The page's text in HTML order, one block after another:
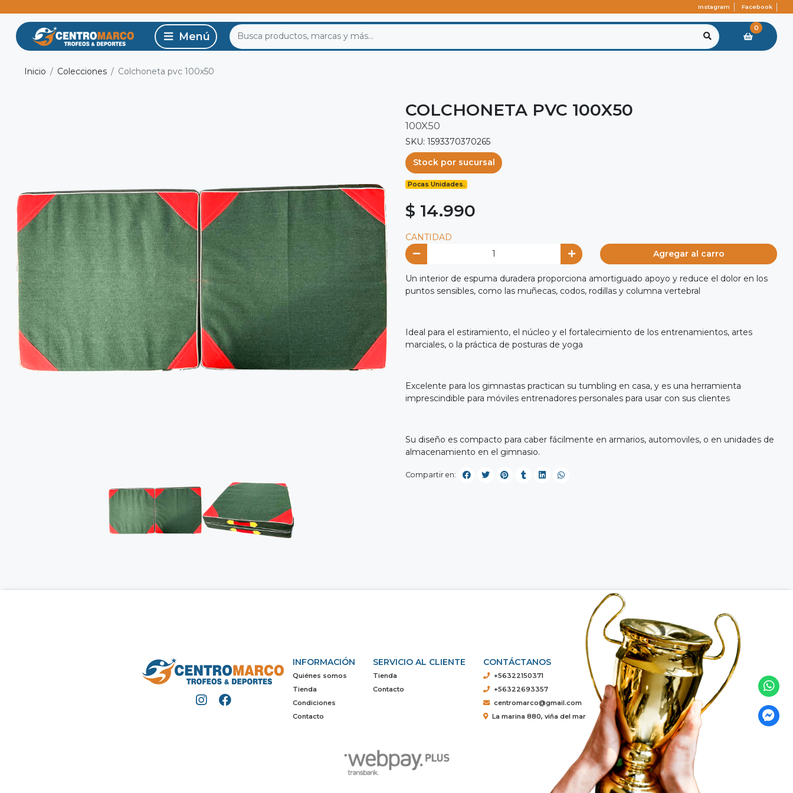
Instagram Facebook
0
Inicio Colecciones Colchoneta pvc 100x50
COLCHONETA PVC 100X50
100X50
SKU: 1593370370265
Stock por sucursal
Pocas Unidades.
$ 14.990
CANTIDAD
Agregar al carro
Un interior de espuma duradera proporciona amortiguado apoyo y reduce el dolor en los
puntos sensibles, como las muñecas, codos, rodillas y columna vertebral
Ideal para el estiramiento, el núcleo y el fortalecimiento de los entrenamientos, artes
marciales, o la práctica de posturas de yoga
Excelente para los gimnastas practican su tumbling en casa, y es una herramienta
imprescindible para móviles entrenadores personales para usar con sus clientes
Su diseño es compacto para caber fácilmente en armarios, automoviles, o en unidades de
almacenamiento en el gimnasio.
Compartir en:
INFORMACIÓN
Quiénes somos
Tienda
Condiciones
Contacto
SERVICIO AL CLIENTE
Tienda
Contacto
CONTÁCTANOS
+56322150371
+56322693357
centromarco@gmail.com
La marina 880, viña del mar